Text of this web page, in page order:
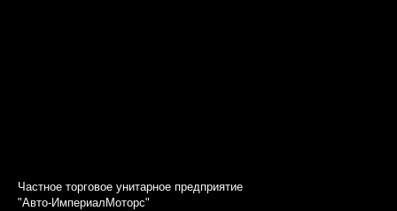
Частное торговое унитарное предприятие
"Авто-ИмпериалМоторс"